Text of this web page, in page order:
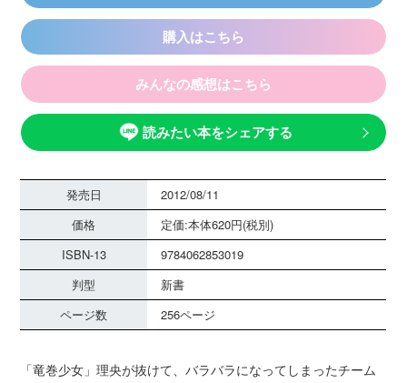
購入はこちら
みんなの感想はこちら
読みたい本をシェアする
発売日
2012/08/11
価格
定価:本体620円(税別)
ISBN-13
9784062853019
判型
新書
ページ数
256ページ
「竜巻少女」理央が抜けて、バラバラになってしまったチーム